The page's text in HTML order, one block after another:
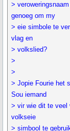
>
genoeg om my
> eie simbole te
vlag en
> volkslied?
>
>
> Jopie Fourie het
Sou iemand
> vir wie dit te veel
volkseie
> simbool te